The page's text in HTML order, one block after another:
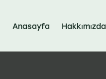
Anasayfa Hakkımızda